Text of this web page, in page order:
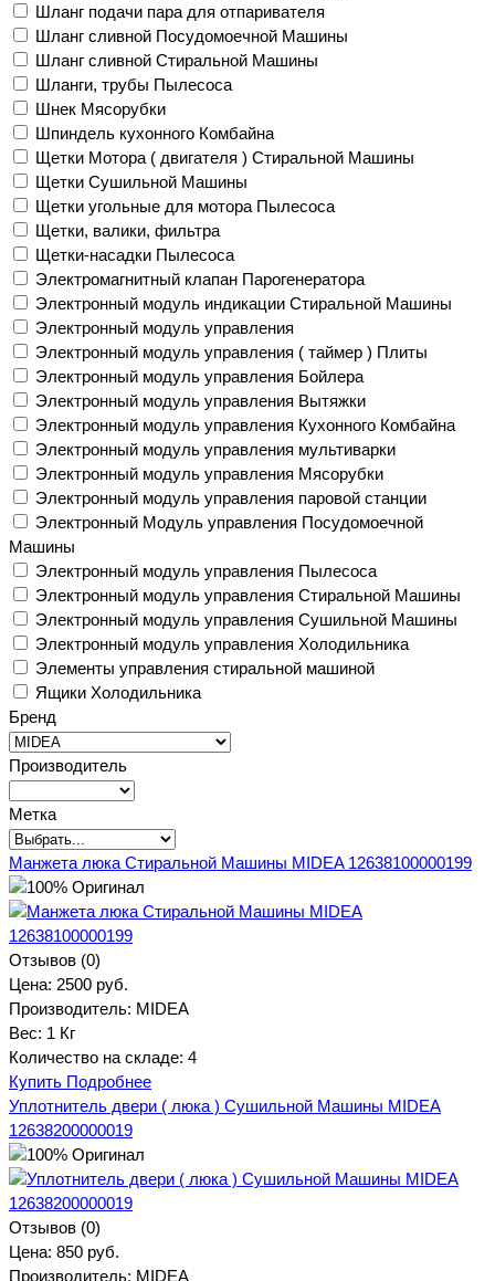
Шланг подачи пара для отпаривателя
Шланг сливной Посудомоечной Машины
Шланг сливной Стиральной Машины
Шланги, трубы Пылесоса
Шнек Мясорубки
Шпиндель кухонного Комбайна
Щетки Мотора ( двигателя ) Стиральной Машины
Щетки Сушильной Машины
Щетки угольные для мотора Пылесоса
Щетки, валики, фильтра
Щетки-насадки Пылесоса
Электромагнитный клапан Парогенератора
Электронный модуль индикации Стиральной Машины
Электронный модуль управления
Электронный модуль управления ( таймер ) Плиты
Электронный модуль управления Бойлера
Электронный модуль управления Вытяжки
Электронный модуль управления Кухонного Комбайна
Электронный модуль управления мультиварки
Электронный модуль управления Мясорубки
Электронный модуль управления паровой станции
Электронный Модуль управления Посудомоечной
Машины
Электронный модуль управления Пылесоса
Электронный модуль управления Стиральной Машины
Электронный модуль управления Сушильной Машины
Электронный модуль управления Холодильника
Элементы управления стиральной машиной
Ящики Холодильника
Бренд
Производитель
Метка
Манжета люка Стиральной Машины MIDEA 12638100000199
Отзывов (0)
Цена: 2500 руб.
Производитель: MIDEA
Вес: 1 Кг
Количество на складе: 4
Купить Подробнее
Уплотнитель двери ( люка ) Сушильной Машины MIDEA
12638200000019
Отзывов (0)
Цена: 850 руб.
Производитель: MIDEA